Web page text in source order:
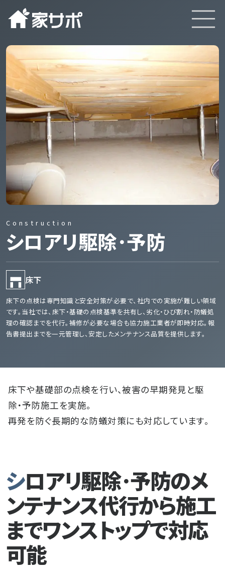
サービスと特徴
会社概要
お問い合わせ
プライバシーポリシー
Construction
シロアリ駆除･予防
床下
床下の点検は専門知識と安全対策が必要で、社内での実施が難しい領域
です。当社では、床下・基礎の点検基準を共有し、劣化・ひび割れ・防蟻処
理の確認までを代行。補修が必要な場合も協力施工業者が即時対応。報
告書提出までを一元管理し、安定したメンテナンス品質を提供します。
床下や基礎部の点検を行い、被害の早期発見と駆
除・予防施工を実施。
再発を防ぐ長期的な防蟻対策にも対応しています。
シロアリ駆除･予防のメ
ンテナンス代行から施工
までワンストップで対応
可能